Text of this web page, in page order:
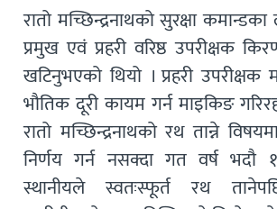
रातो मच्छिन्द्रनाथको सुरक्षा
प्रमुख एवं प्रहरी वरिष्ठ उपरीक्षक
खटिनुभएको थियो । प्रहरी
भौतिक दूरी कायम गर्न माइकिङ
रातो मच्छिन्द्रनाथको रथ तान्ने
निर्णय गर्न नसक्दा गत वर्ष भदौ
स्थानीयले स्वतःस्फूर्त रथ